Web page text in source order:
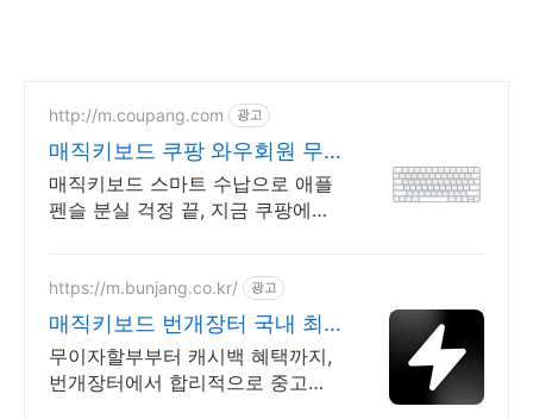
http://m.coupang.com 광고
매직키보드 쿠팡 와우회원 무
제한 무료배송
매직키보드 스마트 수납으로 애플
펜슬 분실 걱정 끝, 지금 쿠팡에서
https://m.bunjang.co.kr/ 광고
매직키보드 번개장터 국내 최
대 브랜드 중고거래
무이자할부부터 캐시백 혜택까지,
번개장터에서 합리적으로 중고거